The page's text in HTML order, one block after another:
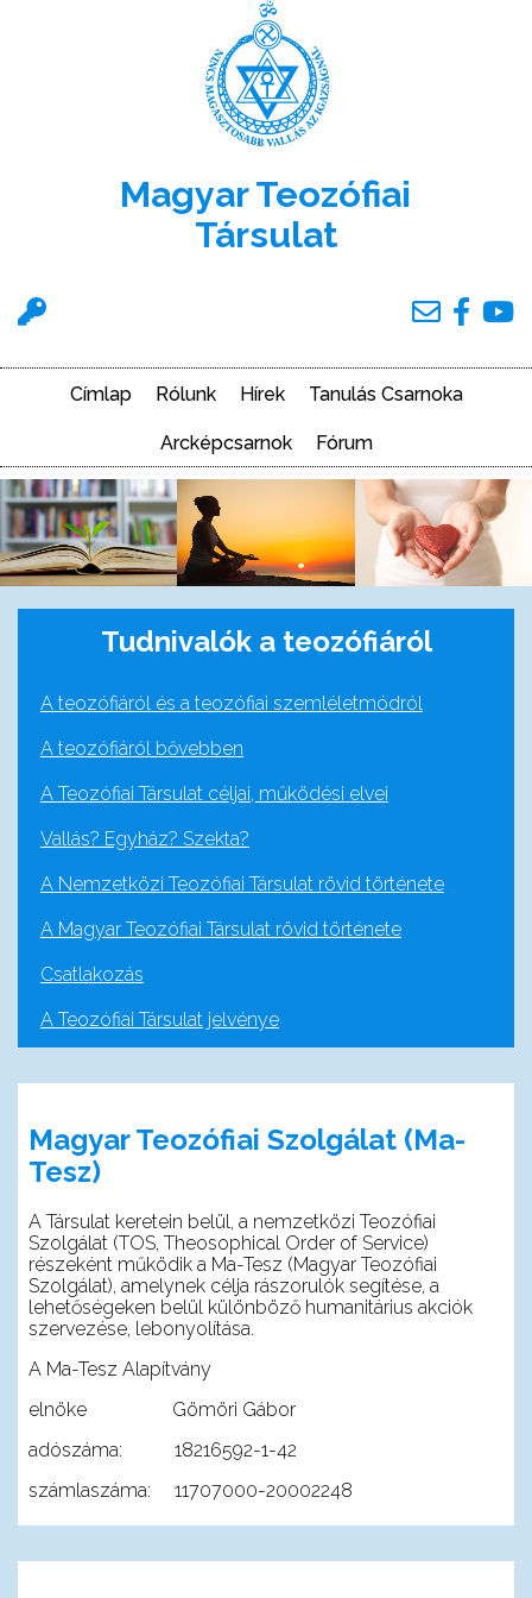
Felhasználói
Magyar Teozófiai
Társulat
Címlap Rólunk Hírek Tanulás Csarnoka
Arcképcsarnok Fórum
Tudnivalók a teozófiáról
A teozófiáról és a teozófiai szemléletmódról
A teozófiáról bővebben
A Teozófiai Társulat céljai, működési elvei
Vallás? Egyház? Szekta?
A Nemzetközi Teozófiai Társulat rövid története
A Magyar Teozófiai Társulat rövid története
Csatlakozás
A Teozófiai Társulat jelvénye
Magyar Teozófiai Szolgálat (Ma-
Tesz)
A Társulat keretein belül, a nemzetközi Teozófiai
Szolgálat (TOS, Theosophical Order of Service)
részeként működik a Ma-Tesz (Magyar Teozófiai
Szolgálat), amelynek célja rászorulók segítése, a
lehetőségeken belül különböző humanitárius akciók
szervezése, lebonyolítása.
A Ma-Tesz Alapítvány
elnöke Gömöri Gábor
adószáma: 18216592-1-42
számlaszáma: 11707000-20002248